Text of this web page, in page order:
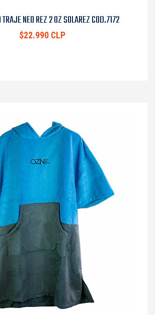
TRAJE NEO REZ 2 OZ SOLAREZ COD.7172
$22.990 CLP